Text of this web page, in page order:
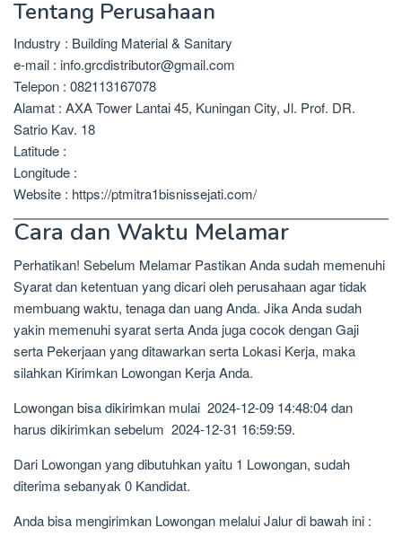
Tentang Perusahaan
Industry : Building Material & Sanitary
e-mail : info.grcdistributor@gmail.com
Telepon : 082113167078
Alamat : AXA Tower Lantai 45, Kuningan City, Jl. Prof. DR.
Satrio Kav. 18
Latitude :
Longitude :
Website : https://ptmitra1bisnissejati.com/
Cara dan Waktu Melamar
Perhatikan! Sebelum Melamar Pastikan Anda sudah memenuhi
Syarat dan ketentuan yang dicari oleh perusahaan agar tidak
membuang waktu, tenaga dan uang Anda. Jika Anda sudah
yakin memenuhi syarat serta Anda juga cocok dengan Gaji
serta Pekerjaan yang ditawarkan serta Lokasi Kerja, maka
silahkan Kirimkan Lowongan Kerja Anda.
Lowongan bisa dikirimkan mulai 2024-12-09 14:48:04 dan
harus dikirimkan sebelum 2024-12-31 16:59:59.
Dari Lowongan yang dibutuhkan yaitu 1 Lowongan, sudah
diterima sebanyak 0 Kandidat.
Anda bisa mengirimkan Lowongan melalui Jalur di bawah ini :